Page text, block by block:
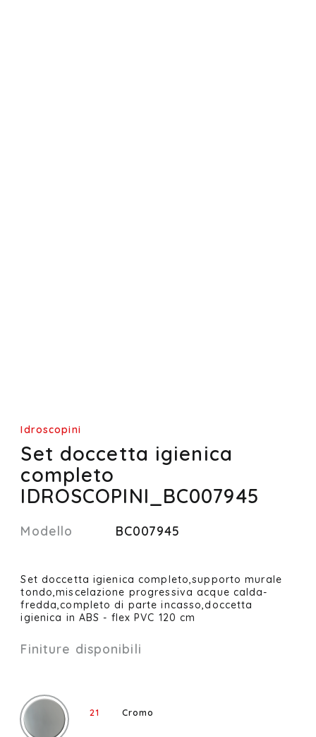
Idroscopini
Set doccetta igienica
completo
IDROSCOPINI_BC007945
Modello BC007945
Set doccetta igienica completo,supporto murale
tondo,miscelazione progressiva acque calda-
fredda,completo di parte incasso,doccetta
igienica in ABS - flex PVC 120 cm
Finiture disponibili
21 Cromo